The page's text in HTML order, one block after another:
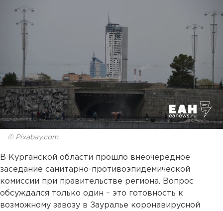
© Pixabay.com
В Курганской области прошло внеочередное
заседание санитарно-противоэпидемической
комиссии при правительстве региона. Вопрос
обсуждался только один – это готовность к
возможному завозу в Зауралье коронавирусной